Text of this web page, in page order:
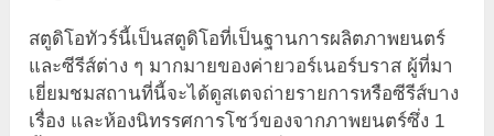
สตูดิโอทัวร์นี้เป็นสตูดิโอที่เป็นฐานการผลิตภาพยนตร์
และซีรีส์ต่าง ๆ มากมายของค่ายวอร์เนอร์บราส ผู้ที่มา
เยี่ยมชมสถานที่นี้จะได้ดูสเตจถ่ายรายการหรือซีรีส์บาง
เรื่อง และห้องนิทรรศการโชว์ของจากภาพยนตร์ซึ่ง 1